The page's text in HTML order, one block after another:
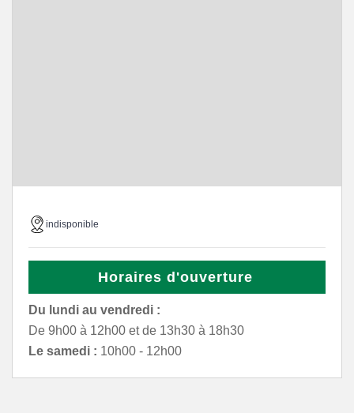
indisponible
Horaires d'ouverture
Du lundi au vendredi :
De 9h00 à 12h00 et de 13h30 à 18h30
Le samedi : 10h00 - 12h00